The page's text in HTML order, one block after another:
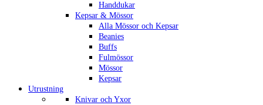
Handdukar
Kepsar & Mössor
Alla Mössor och Kepsar
Beanies
Buffs
Fulmössor
Mössor
Kepsar
Utrustning
Knivar och Yxor